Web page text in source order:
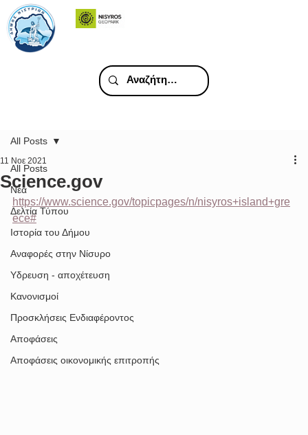
All Posts
Νέα
Δελτία Τύπου
Ιστορία του Δήμου
Αναφορές στην Νίσυρο
Υδρευση - αποχέτευση
Κανονισμοί
Προσκλήσεις Ενδιαφέροντος
Αποφάσεις
Αποφάσεις οικονομικής επιτροπής
All Posts
Science.gov
11 Νοε 2021
https://www.science.gov/topicpages/n/nisyros+island+gre
ece#